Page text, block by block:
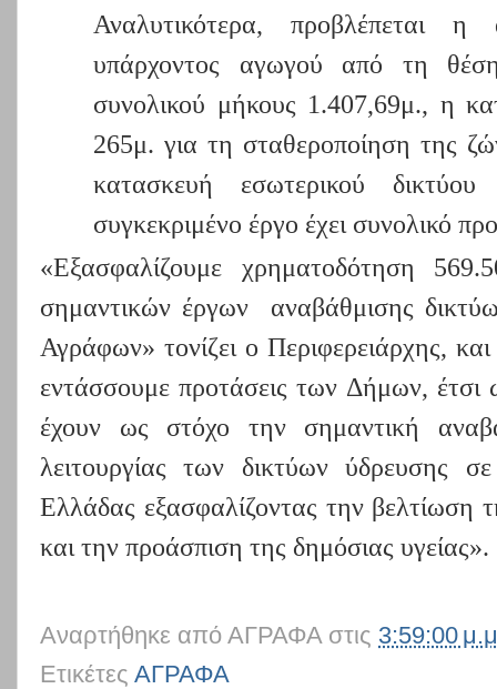
Αναλυτικότερα, προβλέπεται
υπάρχοντος αγωγού από τη
συνολικού μήκους 1.407,69μ., η
265μ. για τη σταθεροποίηση της
κατασκευή εσωτερικού
συγκεκριμένο έργο έχει συνολικό
«Εξασφαλίζουμε χρηματοδότηση
σημαντικών έργων αναβάθμισης
Αγράφων» τονίζει ο Περιφερειάρχης,
εντάσσουμε προτάσεις των Δήμων,
έχουν ως στόχο την σημαντική
λειτουργίας των δικτύων ύδρευσης
Ελλάδας εξασφαλίζοντας την βελτίωση
και την προάσπιση της δημόσιας υγείας».
Αναρτήθηκε από ΑΓΡΑΦΑ στις 3:59:00
Ετικέτες ΑΓΡΑΦΑ